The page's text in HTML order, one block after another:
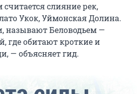
слияние рек,
Укок, Уймонская Долина.
называют Беловодьем —
где обитают кроткие и
— объясняет гид.